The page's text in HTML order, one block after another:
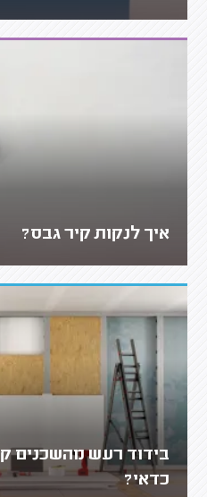
איך לנקות קיר גבס?
בידוד רעש מהשכנים
כדאי?